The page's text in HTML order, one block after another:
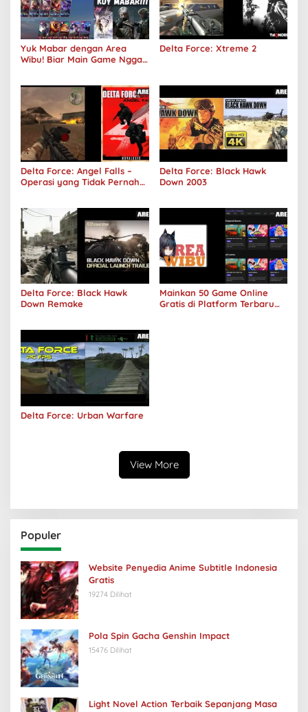
Yuk Mabar dengan Area
Wibu! Biar Main Game Nggak
Delta Force: Xtreme 2
Delta Force: Angel Falls –
Operasi yang Tidak Pernah
Delta Force: Black Hawk
Down 2003
Delta Force: Black Hawk
Down Remake
Mainkan 50 Game Online
Gratis di Platform Terbaru
Delta Force: Urban Warfare
View More
Populer
Website Penyedia Anime Subtitle Indonesia
Gratis
19274 Dilihat
Pola Spin Gacha Genshin Impact
15476 Dilihat
Light Novel Action Terbaik Sepanjang Masa